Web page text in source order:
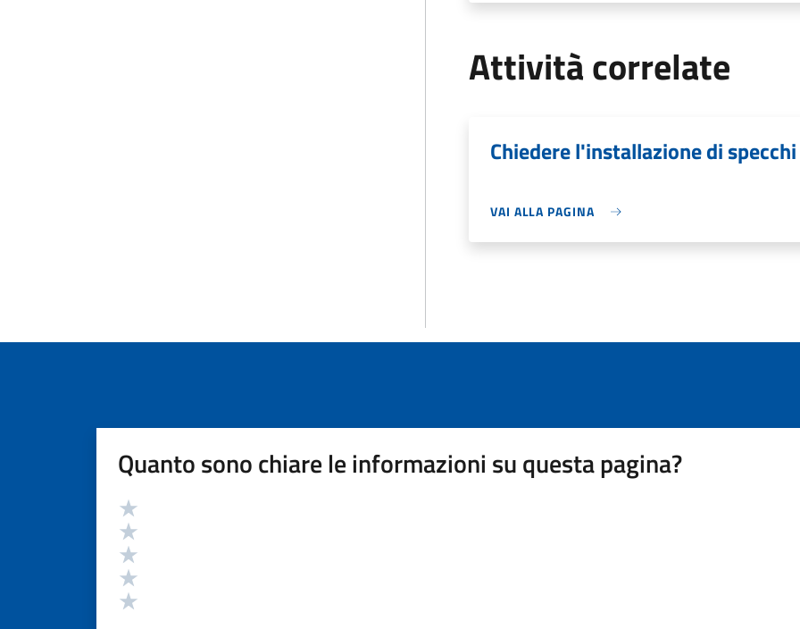
Attività correlate
Chiedere l'installazione di
VAI ALLA PAGINA
Quanto sono chiare le informazioni su questa pagina?
Valutazione